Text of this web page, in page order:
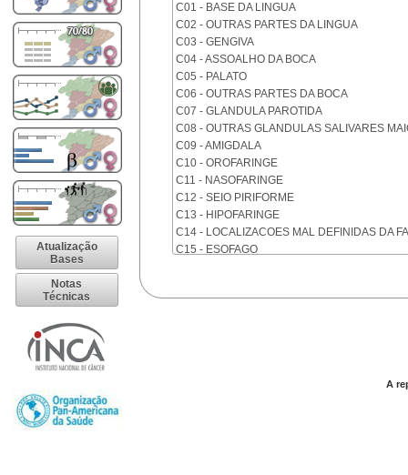
Atualização
Bases
Notas
Técnicas
C01 - BASE DA LINGUA
C02 - OUTRAS PARTES DA LINGUA
C03 - GENGIVA
C04 - ASSOALHO DA BOCA
C05 - PALATO
C06 - OUTRAS PARTES DA BOCA
C07 - GLANDULA PAROTIDA
C08 - OUTRAS GLANDULAS SALIVARES
C09 - AMIGDALA
C10 - OROFARINGE
C11 - NASOFARINGE
C12 - SEIO PIRIFORME
C13 - HIPOFARINGE
C14 - LOCALIZACOES MAL DEFINIDAS DA
C15 - ESOFAGO
C18 - COLON
A